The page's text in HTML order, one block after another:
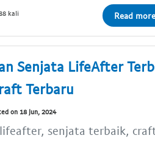
kali Read
Senjata LifeAfter
Terbaru
on 18 Jun, 2024
senjata terbaik,